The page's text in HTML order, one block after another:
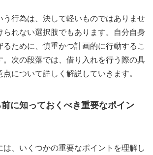
う行為は、決して軽いものではありませ
られない選択肢でもあります。自分自身
るために、慎重かつ計画的に行動するこ
。次の段落では、借り入れを行う際の具
について詳しく解説していきます。
に知っておくべき重要なポイン
は、いくつかの重要なポイントを理解し